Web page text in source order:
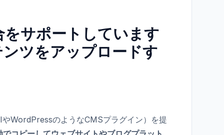
サポートしています
ツをアップロードす
WordPressのようなCMSプラグイン）を提